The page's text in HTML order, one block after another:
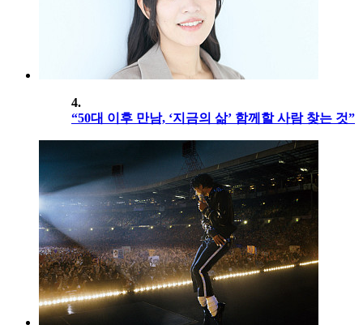
4.
“50대 이후 만남, ‘지금의 삶’ 함께할 사람 찾는 것”